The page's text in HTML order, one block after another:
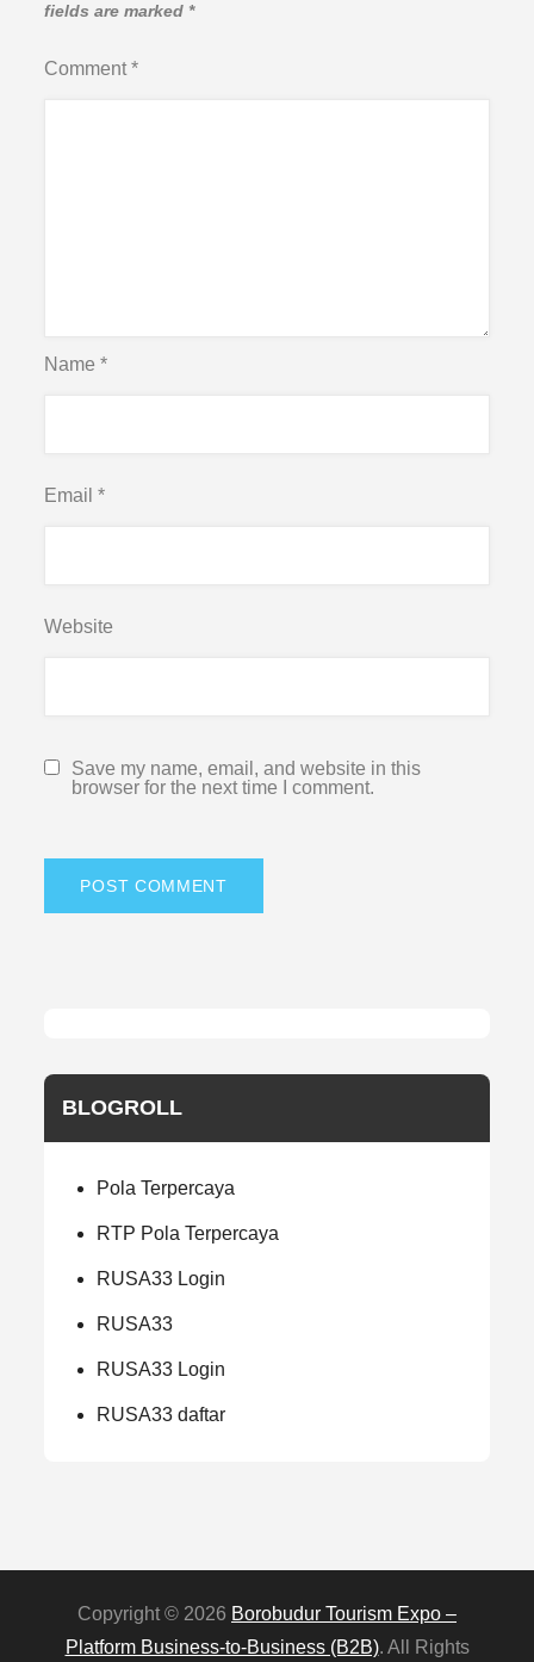
fields are marked *
Comment*
Name*
Email*
Website
Save my name, email, and website in this
browser for the next time I comment.
BLOGROLL
Pola Terpercaya
RTP Pola Terpercaya
RUSA33 Login
RUSA33
RUSA33 Login
RUSA33 daftar
Copyright © 2026 Borobudur Tourism Expo –
Platform Business‑to‑Business (B2B). All Rights